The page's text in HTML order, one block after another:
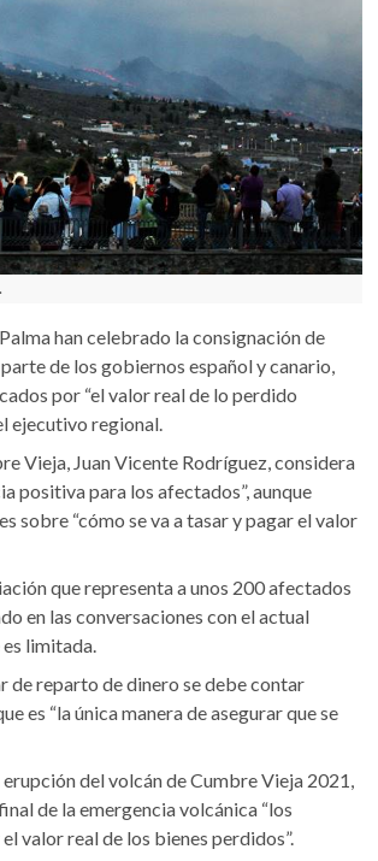
han celebrado la consignación de
de los gobiernos español y canario,
por “el valor real de lo perdido
ejecutivo regional.
Vieja, Juan Vicente Rodríguez, considera
positiva para los afectados”, aunque
sobre “cómo se va a tasar y pagar el valor
que representa a unos 200 afectados
en las conversaciones con el actual
limitada.
de reparto de dinero se debe contar
es “la única manera de asegurar que se
del volcán de Cumbre Vieja 2021,
de la emergencia volcánica “los
valor real de los bienes perdidos”.